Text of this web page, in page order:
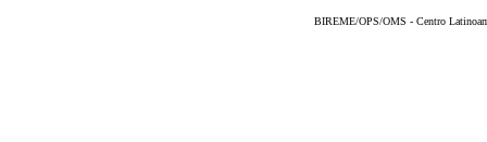
BIREME/OPS/OMS - Centro